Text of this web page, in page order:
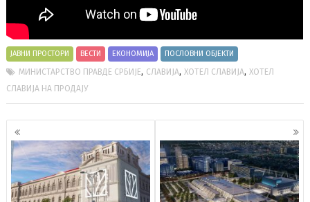
ЈАВНИ ПРОСТОРИ ВЕСТИ ЕКОНОМИЈА ПОСЛОВНИ ОБЈЕКТИ
МИНИСТАРСТВО ПРАВДЕ СРБИЈЕ, СЛАВИЈА,ХОТЕЛ СЛАВИЈА,ХОТЕЛ
СЛАВИЈА НА ПРОДАЈУ
Кретање
чланака